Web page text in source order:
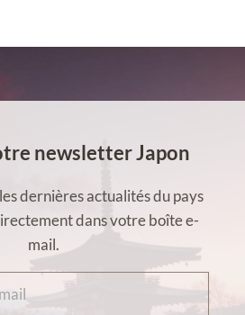
newsletter Japon
dernières actualités du pays
dans votre boîte e-
mail.